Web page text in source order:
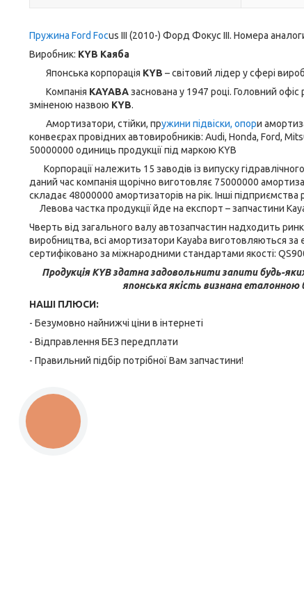
Пружина Ford Focus III (2010-) Форд Фокус III. Номера
Виробник: KYB Каяба
Японська корпорація KYB – світовий лідер у сфері
Компанія KAYABAзаснована у 1947 році. Головний
зміненою назвою KYB.
Амортизатори, стійки, пружини підвіски, опори
конвеєрах провідних автовиробників: Audi, Honda, Ford,
50000000 одиниць продукції під маркою KYB
Корпорації належить 15 заводів із випуску
даний час компанія щорічно виготовляє 75000000
складає 48000000 амортизаторів на рік. Інші підприємства
Левова частка продукції йде на експорт – запчастини
Чверть від загального валу автозапчастин надходить
виробництва, всі амортизатори Kayaba виготовляються
сертифіковано за міжнародними стандартами якості:
Продукція KYB здатна задовольнити запити будь-
японська якість визнана
НАШІ ПЛЮСИ:
- Безумовно найнижчі ціни в інтернеті
- Відправлення БЕЗ передплати
- Правильний підбір потрібної Вам запчастини!